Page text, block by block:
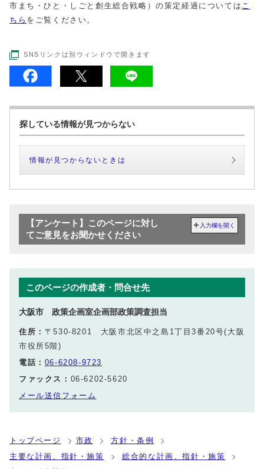
市まち・ひと・しごと創生総合戦略）の策定経過については こ
ちら をご覧ください。
SNSリンクは別ウィンドウで開きます
探している情報が見つからない
情報が見つからないときは
【アンケート】このページに対し
てご意見をお聞かせください
入力欄を開く
このページの作成者・問合せ先
大阪市 政策企画室企画部政策調査担当
住所： 〒530-8201 大阪市北区中之島1丁目3番20号(大阪
市役所5階)
電話： 06-6208-9723
ファックス： 06-6202-5620
メール送信フォーム
トップページ 市政
方針・条例
主要な計画、指針・施策
総合的な計画、指針・施策